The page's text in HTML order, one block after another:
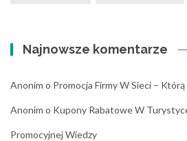
Najnowsze komentarze
Anonim o Promocja Firmy W Sieci –
Anonim o Kupony Rabatowe W
Promocyjnej Wiedzy